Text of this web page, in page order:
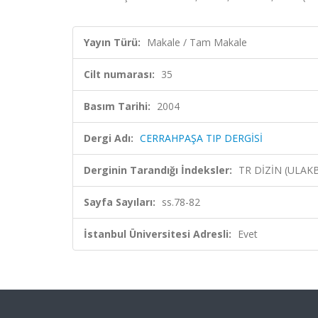
Yayın Türü: Makale / Tam Makale
Cilt numarası: 35
Basım Tarihi: 2004
Dergi Adı: CERRAHPAŞA TIP DERGİSİ
Derginin Tarandığı İndeksler: TR DİZİN
Sayfa Sayıları: ss.78-82
İstanbul Üniversitesi Adresli: Evet